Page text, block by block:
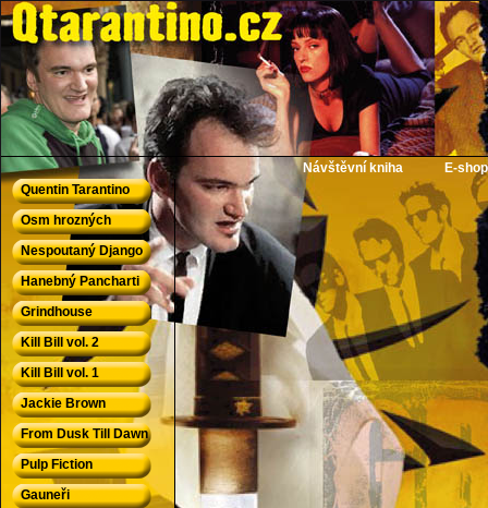
QTarantino.cz - Quentin Tarantino
Návštěvní kniha
E-shop
Quentin Tarantino
Osm hrozných
Nespoutaný Django
Hanebný Pancharti
Grindhouse
Kill Bill vol. 2
Kill Bill vol. 1
Jackie Brown
From Dusk Till Dawn
Pulp Fiction
Gauneři